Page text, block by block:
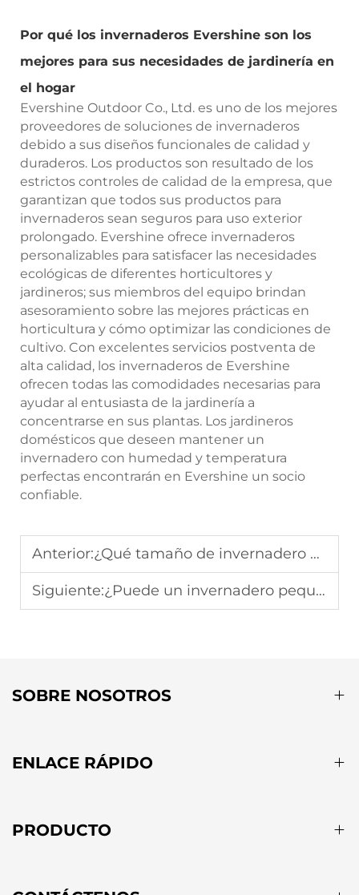
Por qué los invernaderos Evershine son los
mejores para sus necesidades de jardinería en
el hogar
Evershine Outdoor Co., Ltd. es uno de los mejores
proveedores de soluciones de invernaderos
debido a sus diseños funcionales de calidad y
duraderos. Los productos son resultado de los
estrictos controles de calidad de la empresa, que
garantizan que todos sus productos para
invernaderos sean seguros para uso exterior
prolongado. Evershine ofrece invernaderos
personalizables para satisfacer las necesidades
ecológicas de diferentes horticultores y
jardineros; sus miembros del equipo brindan
asesoramiento sobre las mejores prácticas en
horticultura y cómo optimizar las condiciones de
cultivo. Con excelentes servicios postventa de
alta calidad, los invernaderos de Evershine
ofrecen todas las comodidades necesarias para
ayudar al entusiasta de la jardinería a
concentrarse en sus plantas. Los jardineros
domésticos que deseen mantener un
invernadero con humedad y temperatura
perfectas encontrarán en Evershine un socio
confiable.
Anterior:¿Qué tamaño de invernadero es adecuado para un huerto pequeño en el patio trasero?
Siguiente:¿Puede un invernadero pequeño extender significativamente la temporada de crecimiento de las plantas?
SOBRE NOSOTROS
ENLACE RÁPIDO
PRODUCTO